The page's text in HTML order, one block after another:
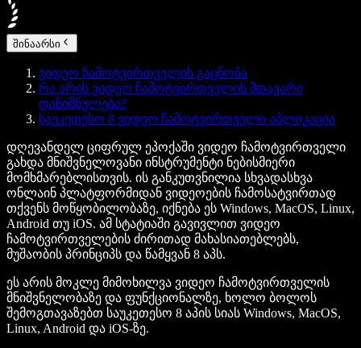
შინაარსი
ვიდეო ჩამოტვირთველის გაცნობა
რა არის ვიდეო ჩამოტვირთველის მთავარი
დანიშნულება?
საუკეთესო 8 ვიდეო ჩამოტვირთველი აპლიკაცია
დღევანდელ ციფრულ ეპოქაში ვიდეო ჩამოტვირთველი
გახდა მნიშვნელოვანი ინსტრუმენტი ნებისმიერი
მომხმარებლისთვის. ის განკუთვნილია სხვადასხვა
ონლაინ პლატფორმიდან ვიდეოების ჩამოსატვირთად
თქვენს მოწყობილობაზე, იქნება ეს Windows, MacOS, Linux,
Android თუ iOS. ამ სტატიაში გავივლით ვიდეო
ჩამოტვირთველების ძირითად მახასიათებლებს,
მუშაობის პრინციპს და წამყვან 8 აპს.
ეს არის მოკლე მიმოხილვა ვიდეო ჩამოტვირთველის
მნიშვნელობაზე და ფუნქციონალზე, ხოლო ბოლოს
შემოგთავაზებთ საუკეთესო 8 აპის სიას Windows, MacOS,
Linux, Android და iOS-ზე.